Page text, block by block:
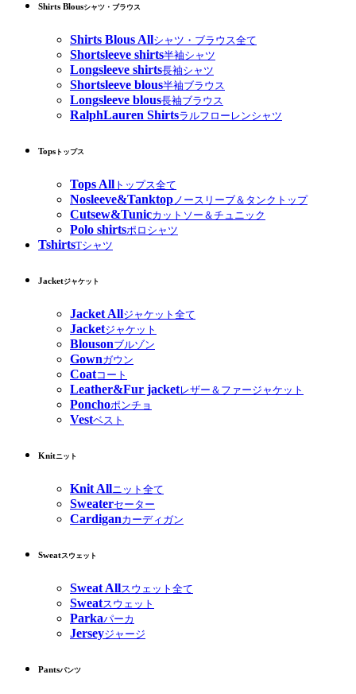
Shirts Blousシャツ・ブラウス
Shirts Blous Allシャツ・ブラウス全て
Shortsleeve shirts半袖シャツ
Longsleeve shirts長袖シャツ
Shortsleeve blous半袖ブラウス
Longsleeve blous長袖ブラウス
RalphLauren Shirtsラルフローレンシャツ
Tops トップス
Tops All トップス全て
Nosleeve&Tanktop ノースリーブ＆タンクトップ
Cutsew&Tunicカットソー＆チュニック
Polo shirtsポロシャツ
TshirtsTシャツ
Jacketジャケット
Jacket Allジャケット全て
Jacketジャケット
Blousonブルゾン
Gownガウン
Coatコート
Leather&Fur jacketレザー＆ファージャケット
Ponchoポンチョ
Vestベスト
Knitニット
Knit Allニット全て
Sweaterセーター
Cardiganカーディガン
Sweatスウェット
Sweat Allスウェット全て
Sweatスウェット
Parkaパーカ
Jerseyジャージ
Pantsパンツ